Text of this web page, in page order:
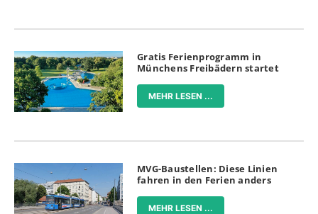
Gratis Ferienprogramm in
Münchens Freibädern startet
MEHR LESEN ...
MVG-Baustellen: Diese Linien
fahren in den Ferien anders
MEHR LESEN ...